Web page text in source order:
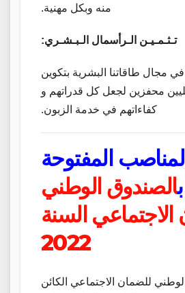
منه وبكل مهنية.
تـثـمـيـن الـرأسمال الـبـشـري:
مجال طاقاتنا البشرية بتكوين
محفزين لجعل كل قدراتهم و
كفاءاتهم في خدمة الزبون.
المفتوحة
الصندوق الوطني
السنة
2022
للضمان الاجتماعي الكائن